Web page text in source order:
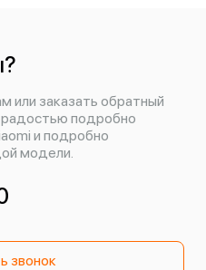
или заказать обратный
подробно
и подробно
модели.
звонок